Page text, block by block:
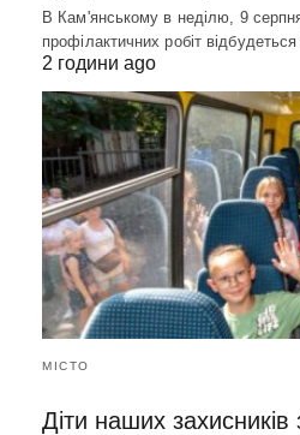
В Кам'янському в неділю, 9
профілактичних робіт
2 години ago
МІСТО
Діти наших захисників